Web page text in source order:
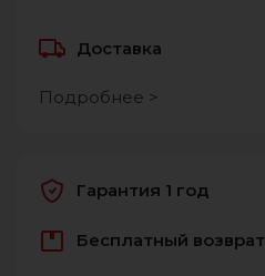
Доставка
Подробнее >
Гарантия 1 год
Бесплатный возврат